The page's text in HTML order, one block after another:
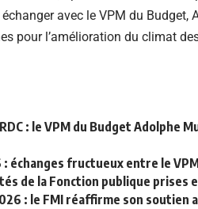
avec le VPM du Budget,
pour l’amélioration du climat
: le VPM du Budget Adolphe
échanges fructueux entre le
de la Fonction publique prises
: le FMI réaffirme son soutien